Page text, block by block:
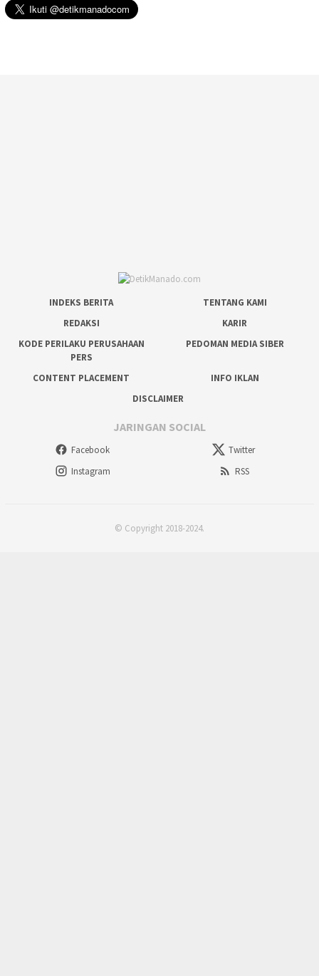
INDEKS BERITA
TENTANG KAMI
REDAKSI
KARIR
KODE PERILAKU PERUSAHAAN
PERS
PEDOMAN MEDIA SIBER
CONTENT PLACEMENT
INFO IKLAN
DISCLAIMER
JARINGAN SOCIAL
Facebook
Twitter
Instagram
RSS
© Copyright 2018-2024.